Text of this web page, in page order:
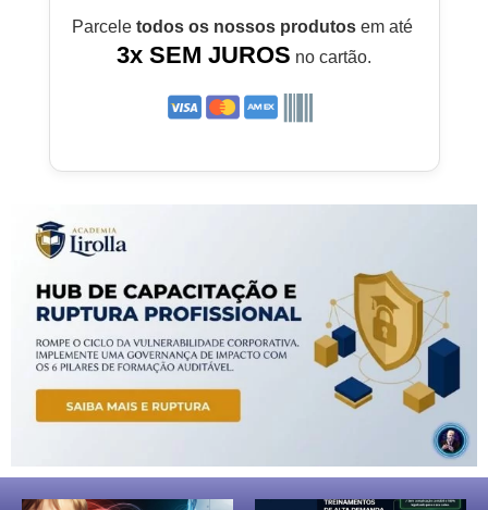
Parcele todos os nossos produtosem até
3x SEM JUROS no cartão.